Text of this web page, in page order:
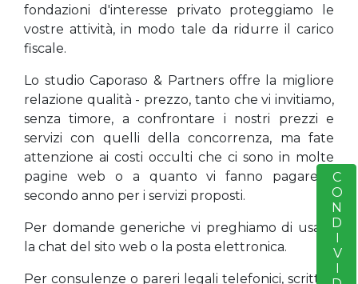
fondazioni d'interesse privato proteggiamo le
vostre attività, in modo tale da ridurre il carico
fiscale.
Lo studio Caporaso & Partners offre la migliore
relazione qualità - prezzo, tanto che vi invitiamo,
senza timore, a confrontare i nostri prezzi e
servizi con quelli della concorrenza, ma fate
attenzione ai costi occulti che ci sono in molte
pagine web o a quanto vi fanno pagare il
secondo anno per i servizi proposti.
Per domande generiche vi preghiamo di usare
la chat del sito web o la posta elettronica.
Per consulenze o pareri legali telefonici, scritti o